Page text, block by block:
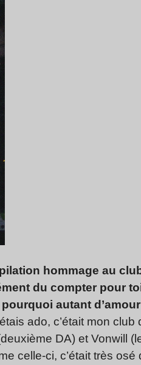
hommage au
du compter pour
autant
ado, c’était mon
DA) et Vonwill
celle-ci, c’était très